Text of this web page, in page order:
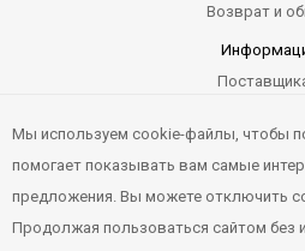
Возврат и
Компасик.ру © 2012-2026. Все права
Мы используем cookie-файлы, чтобы
помогает показывать вам самые
предложения. Вы можете отключить
Продолжая пользоваться сайтом без